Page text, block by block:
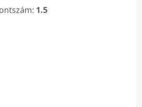
1.5